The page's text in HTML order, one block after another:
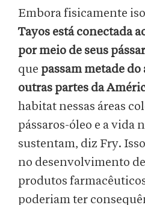
Embora fisicamente
Tayos está conectada
por meio de seus
que passam metade
outras partes da
habitat nessas áreas
pássaros-óleo e a vida
sustentam, diz Fry.
no desenvolvimento
produtos
poderiam ter